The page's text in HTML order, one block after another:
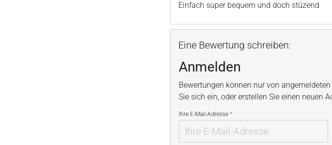
Einfach super bequem und doch stüzend
Eine Bewertung schreiben:
Anmelden
Bewertungen können nur von
Sie sich ein, oder erstellen Sie einen neuen
Ihre E-Mail-Adresse *